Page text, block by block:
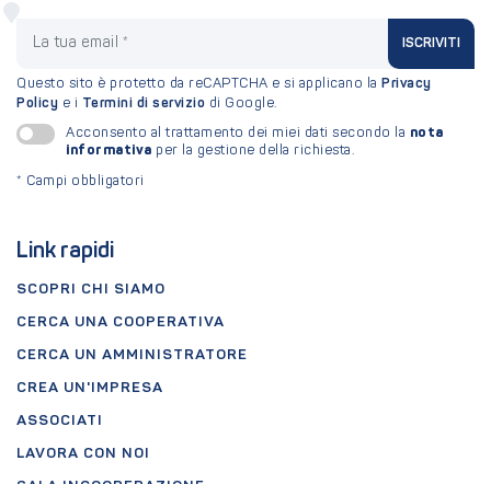
Link rapidi
SCOPRI CHI SIAMO
CERCA UNA COOPERATIVA
CERCA UN AMMINISTRATORE
CREA UN'IMPRESA
ASSOCIATI
LAVORA CON NOI
ISCRIVITI
Questo sito è protetto da reCAPTCHA e si applicano la Privacy
Policy e i Termini di servizio di Google.
Acconsento al trattamento dei miei dati secondo la nota
informativa per la gestione della richiesta.
* Campi obbligatori